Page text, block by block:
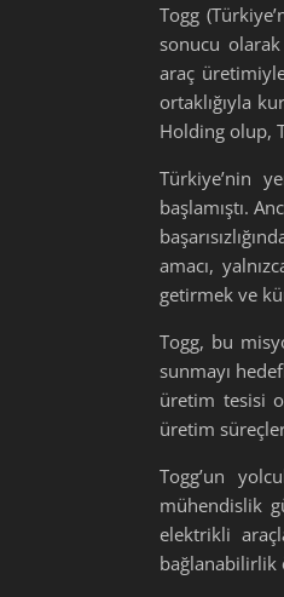
Togg
sonucu olarak
araç
ortaklığıyla
Holding olup,
Türkiye’nin
başlamıştı.
amacı,
getirmek ve
Togg, bu
sunmayı
üretim tesisi
üretim
Togg’un
mühendislik
elektrikli
bağlanabilirlik